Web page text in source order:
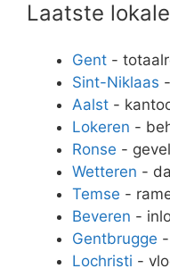
Laatste
Gent -
Sint-Niklaas
Aalst -
Lokeren -
Ronse -
Wetteren -
Temse -
Beveren -
Gentbrugge
Lochristi -